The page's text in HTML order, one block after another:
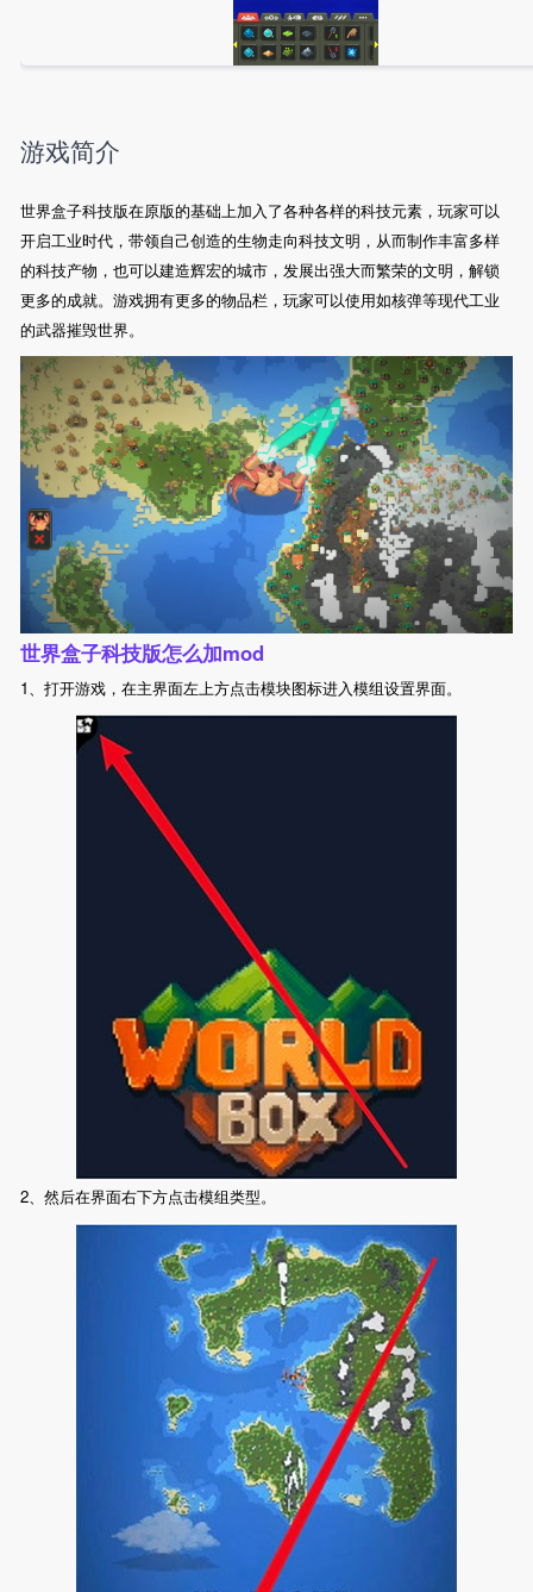
游戏简介
世界盒子科技版在原版的基础上加入了各种各样的科技元素，玩家可以
开启工业时代，带领自己创造的生物走向科技文明，从而制作丰富多样
的科技产物，也可以建造辉宏的城市，发展出强大而繁荣的文明，解锁
更多的成就。游戏拥有更多的物品栏，玩家可以使用如核弹等现代工业
的武器摧毁世界。
世界盒子科技版怎么加mod
1、打开游戏，在主界面左上方点击模块图标进入模组设置界面。
2、然后在界面右下方点击模组类型。